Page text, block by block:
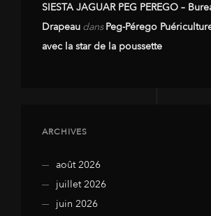
SIESTA JAGUAR PEG PEREGO –
Drapeau dansPeg-Pérego
avec la star de la poussette
ARCHIVES
août 2026
juillet 2026
juin 2026